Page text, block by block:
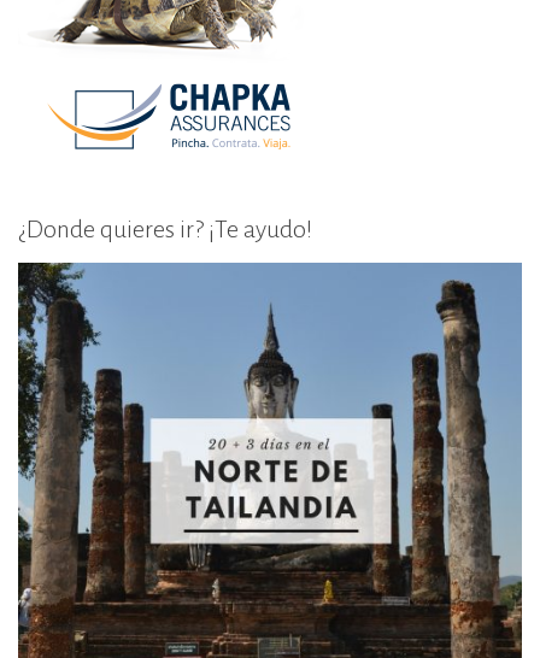
¿Donde quieres ir? ¡Te ayudo!